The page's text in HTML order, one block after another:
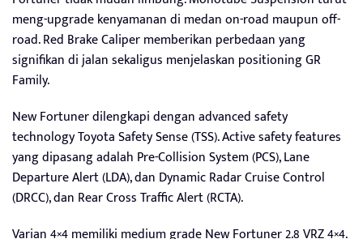
meng-upgrade kenyamanan di medan on-road maupun off-
road. Red Brake Caliper memberikan perbedaan yang
signifikan di jalan sekaligus menjelaskan positioning GR
Family.
New Fortuner dilengkapi dengan advanced safety
technology Toyota Safety Sense (TSS). Active safety features
yang dipasang adalah Pre-Collision System (PCS), Lane
Departure Alert (LDA), dan Dynamic Radar Cruise Control
(DRCC), dan Rear Cross Traffic Alert (RCTA).
Varian 4×4 memiliki medium grade New Fortuner 2.8 VRZ 4×4.